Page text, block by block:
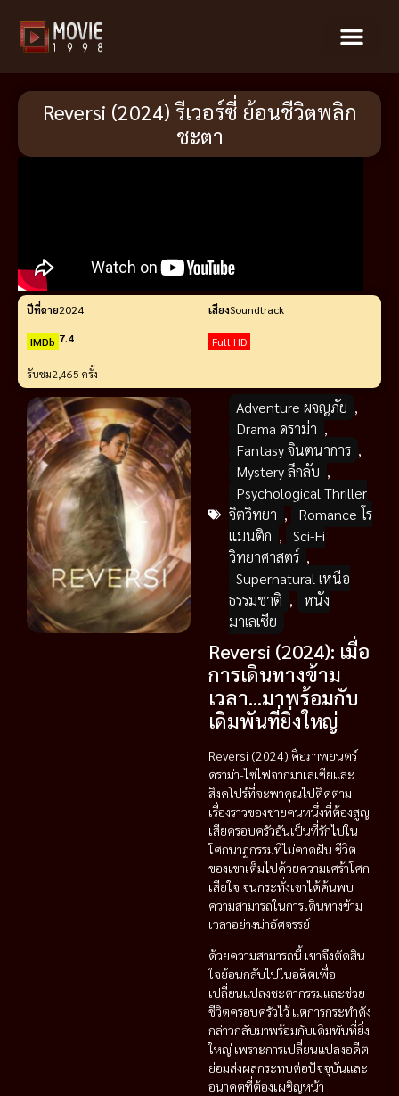
Reversi (2024) รีเวอร์ซี่ ย้อนชีวิตพลิก
ชะตา
ปีที่ฉาย2024 เสียงSoundtrack
IMDb 7.4 Full HD
รับชม2,465 ครั้ง
Adventure ผจญภัย ,
Drama ดราม่า ,
Fantasy จินตนาการ ,
Mystery ลึกลับ ,
Psychological Thriller
จิตวิทยา ,
Romance โร
แมนติก ,
Sci-Fi
วิทยาศาสตร์ ,
Supernatural เหนือ
ธรรมชาติ ,
หนัง
มาเลเซีย
Reversi (2024): เมื่อ
การเดินทางข้าม
เวลา…มาพร้อมกับ
เดิมพันที่ยิ่งใหญ่
Reversi (2024) คือภาพยนตร์
ดราม่า-ไซไฟจากมาเลเซียและ
สิงคโปร์ที่จะพาคุณไปติดตาม
เรื่องราวของชายคนหนึ่งที่ต้องสูญ
เสียครอบครัวอันเป็นที่รักไปใน
โศกนาฏกรรมที่ไม่คาดฝัน ชีวิต
ของเขาเต็มไปด้วยความเศร้าโศก
เสียใจ จนกระทั่งเขาได้ค้นพบ
ความสามารถในการเดินทางข้าม
เวลาอย่างน่าอัศจรรย์
ด้วยความสามารถนี้ เขาจึงตัดสิน
ใจย้อนกลับไปในอดีตเพื่อ
เปลี่ยนแปลงชะตากรรมและช่วย
ชีวิตครอบครัวไว้ แต่การกระทำดัง
กล่าวกลับมาพร้อมกับเดิมพันที่ยิ่ง
ใหญ่ เพราะการเปลี่ยนแปลงอดีต
ย่อมส่งผลกระทบต่อปัจจุบันและ
อนาคตที่ต้องเผชิญหน้า